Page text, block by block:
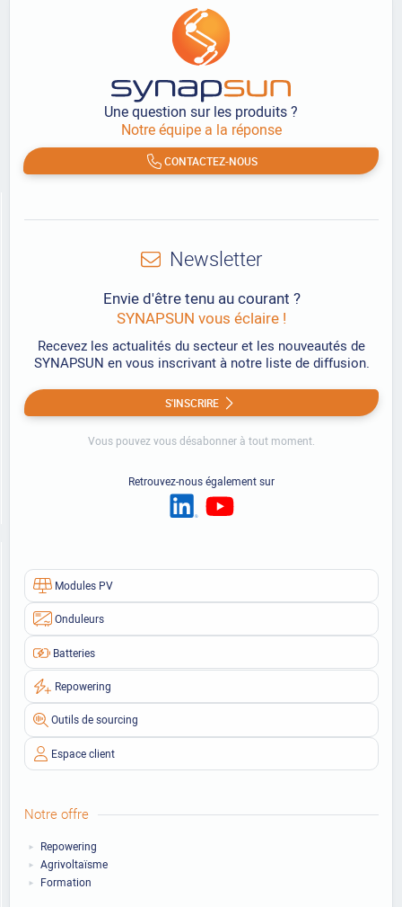
Une question sur les produits ?
Notre équipe a la réponse
CONTACTEZ-NOUS
Modules PV
Onduleurs
Batteries
Repowering
Outils de sourcing
Espace client
Notre offre
Repowering
Agrivoltaïsme
Formation
Newsletter
Envie d'être tenu au courant ?
SYNAPSUN vous éclaire !
Recevez les actualités du secteur et les nouveautés de
SYNAPSUN en vous inscrivant à notre liste de diffusion.
S'INSCRIRE
Vous pouvez vous désabonner à tout moment.
Retrouvez-nous également sur